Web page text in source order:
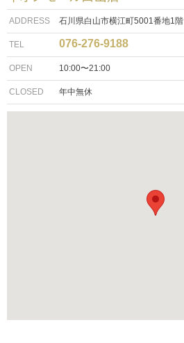
ADDRESS 石川県白山市横江町5001番地1階
TEL 076-276-9188
OPEN 10:00〜21:00
CLOSED 年中無休